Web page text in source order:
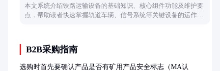
本文系统介绍铁路运输设备的基础知识、核心组件功能及维护要
点，帮助读者快速掌握轨道车辆、信号系统等关键设备的运作原
B2B采购指南
选购时首先要确认产品是否有矿用产品安全标志（MA认